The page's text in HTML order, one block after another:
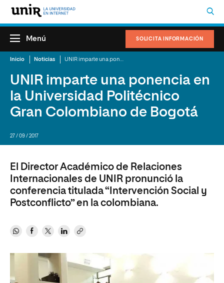
SOLICITA INFORMACIÓN
Menú
Inicio Noticias
UNIR imparte una ponencia en
la Universidad Politécnico
Gran Colombiano de Bogotá
27 / 09 / 2017
El Director Académico de Relaciones
Internacionales de UNIR pronunció la
conferencia titulada “Intervención Social y
Postconflicto” en la colombiana.